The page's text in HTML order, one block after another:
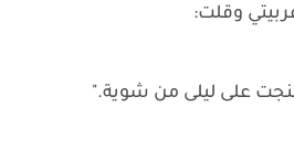
وقلت:
على ليلى من شوية."